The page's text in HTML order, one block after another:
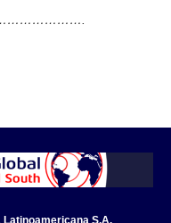
S.A.